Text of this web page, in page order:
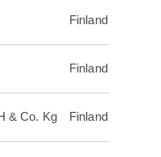
Finland
Finland
& Co. Kg Finland